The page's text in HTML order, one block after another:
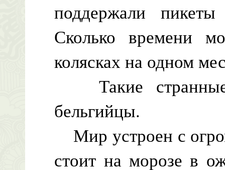
поддержали
Сколько времени
колясках на одном
Такие
бельгийцы.
Мир устроен с
стоит на морозе в